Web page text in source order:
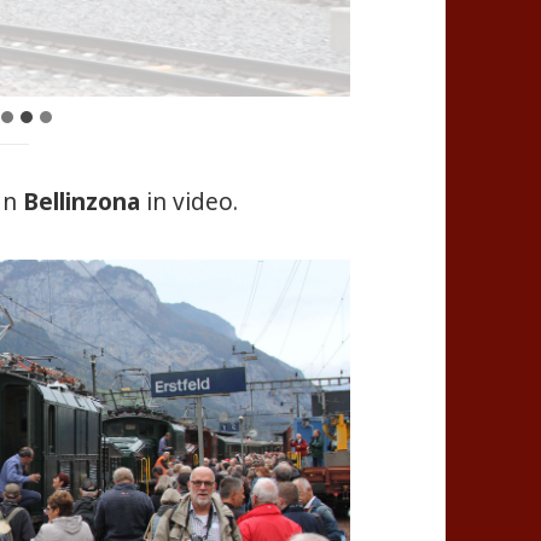
Bellinzona in video.